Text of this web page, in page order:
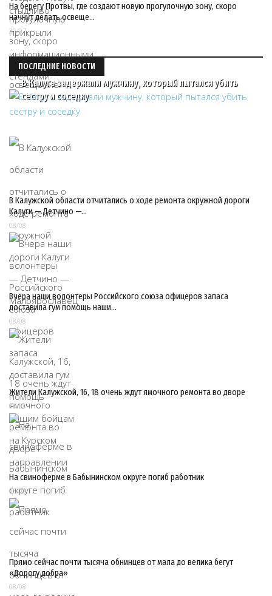
На берегу Протвы, где создают новую прогулочную зону, скоро
начнут делать освеще…
30/07
ПОСЛЕДНИЕ НОВОСТИ
В Калуге задержали мужчину, который пытался убить
сестру и соседку
В Калужской области отчитались о ходе ремонта окружной дороги
Калуги — Детчино —…
08/08
Вчера наши волонтеры Российского союза офицеров запаса
доставила гум помощь наши…
08/08
Жители Калужской, 16, 18 очень ждут ямочного ремонта во дворе
08/08
На свиноферме в Бабынинском округе погиб работник
08/08
Прямо сейчас почти тысяча обнинцев от мала до велика бегут
«Дорогу добра»
08/08